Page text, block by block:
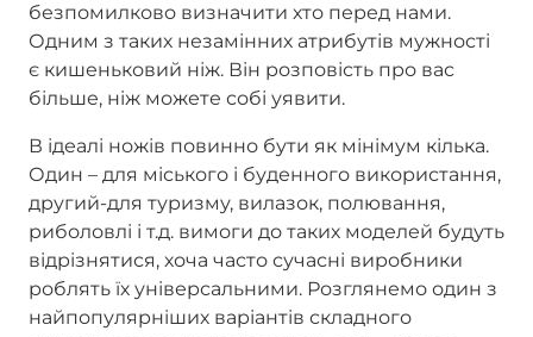
безпомилково визначити хто перед нами.
Одним з таких незамінних атрибутів мужності
є кишеньковий ніж. Він розповість про вас
більше, ніж можете собі уявити.
В ідеалі ножів повинно бути як мінімум кілька.
Один – для міського і буденного використання,
другий-для туризму, вилазок, полювання,
риболовлі і т.д. вимоги до таких моделей будуть
відрізнятися, хоча часто сучасні виробники
роблять їх універсальними. Розглянемо один з
найпопулярніших варіантів складного